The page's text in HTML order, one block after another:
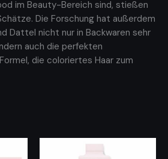
im Beauty-Bereich sind, stießen
Die Forschung hat außerdem
Dattel nicht nur in Backwaren sehr
auch die perfekten
die coloriertes Haar zum